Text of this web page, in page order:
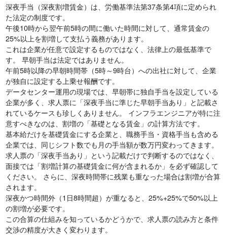
深夜手当（深夜割増賃金）は、労働基準法第37条第4項に定められ
た法定の制度です。
午後10時から翌午前5時の間に働いた時間に対して、通常賃金の
25%以上を割増して支払う義務があります。
これは企業が任意で設定するものではなく、法律上の最低基準で
す。 早朝手当は法定ではありません。
午前5時以降の早朝時間帯（5時～9時台）への出社に対して、企業
が独自に設定する上乗せ報酬です。
データセンター運用の現場では、早朝帯に独自手当を設定している
企業が多く、求人票に「深夜手当に準じた早朝手当あり」と記載さ
れているケースも珍しくありません。 インフラエンジニアが特に注
意すべきなのは、割増の「基礎となる賃金」の計算方法です。
基本給だけを基礎賃金にする企業と、職務手当・資格手当も含める
企業では、同じシフト数でも月の手当額が数万円変わってきます。
求人票の「深夜手当あり」という記載だけで判断するのではなく、
面接では「割増計算の基礎賃金に何が含まれるか」を必ず確認して
ください。 さらに、深夜時間帯に残業も重なった場合は割増が合算
されます。
深夜かつ時間外（1日8時間超）が重なると、25%+25%で50%以上
の割増が必要です。
この合算の仕組みを知っているかどうかで、求人票の読み方と条件
交渉の精度が大きく変わります。